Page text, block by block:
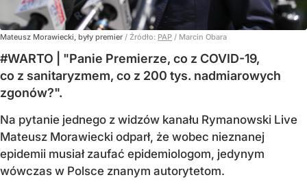
Mateusz Morawiecki, były premier / Źródło: PAP / Marcin Obara
#WARTO | "Panie Premierze, co z COVID-19,
co z sanitaryzmem, co z 200 tys. nadmiarowych
zgonów?".
Na pytanie jednego z widzów kanału Rymanowski Live
Mateusz Morawiecki odparł, że wobec nieznanej
epidemii musiał zaufać epidemiologom, jedynym
wówczas w Polsce znanym autorytetom.